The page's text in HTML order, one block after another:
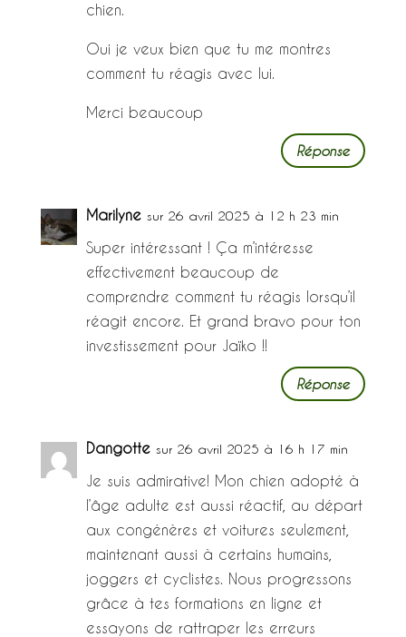
chien.
Oui je veux bien que tu me montres
comment tu réagis avec lui.
Merci beaucoup
Réponse
Marilyne sur 26 avril 2025 à 12 h 23 min
Super intéressant ! Ça m’intéresse
effectivement beaucoup de
comprendre comment tu réagis lorsqu’il
réagit encore. Et grand bravo pour ton
investissement pour Jaïko !!
Réponse
Dangotte sur 26 avril 2025 à 16 h 17 min
Je suis admirative! Mon chien adopté à
l’âge adulte est aussi réactif, au départ
aux congénères et voitures seulement,
maintenant aussi à certains humains,
joggers et cyclistes. Nous progressons
grâce à tes formations en ligne et
essayons de rattraper les erreurs